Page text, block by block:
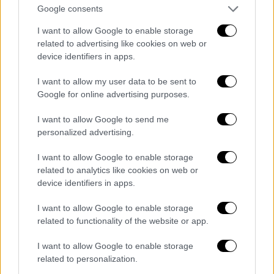
Google consents
I want to allow Google to enable storage
related to advertising like cookies on web or
device identifiers in apps.
I want to allow my user data to be sent to
Google for online advertising purposes.
I want to allow Google to send me
personalized advertising.
I want to allow Google to enable storage
related to analytics like cookies on web or
device identifiers in apps.
I want to allow Google to enable storage
related to functionality of the website or app.
I want to allow Google to enable storage
related to personalization.
Υπερτουρισμός 2023 (gallery)
Η Βαρκελώνη υπήρξε από τις πρώτες
ευρωπαϊκές πόλεις που απαγόρευσαν την
της πόλης και περιόρισαν τη βραχυχρόνια
μίσθωση δωματίων. Στις τοπικές και
περιφερειακές εκλογές του Μαΐου, ο
υπερτουρισμός υπήρξε από τα κομβικά